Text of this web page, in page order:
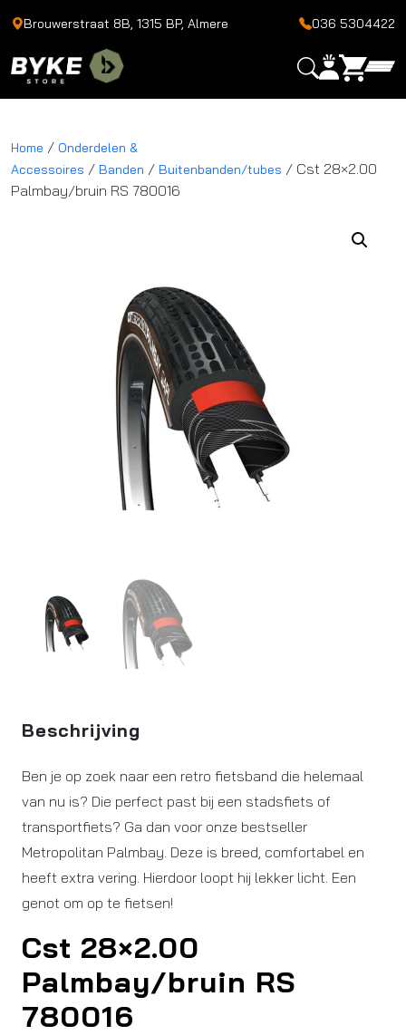
Brouwerstraat 8B, 1315 BP, Almere 036 5304422
Home / Onderdelen &
Accessoires / Banden / Buitenbanden/tubes / Cst 28×2.00
Palmbay/bruin RS 780016
Beschrijving
Ben je op zoek naar een retro fietsband die helemaal
van nu is? Die perfect past bij een stadsfiets of
transportfiets? Ga dan voor onze bestseller
Metropolitan Palmbay. Deze is breed, comfortabel en
heeft extra vering. Hierdoor loopt hij lekker licht. Een
genot om op te fietsen!
Cst 28×2.00
Palmbay/bruin RS
780016